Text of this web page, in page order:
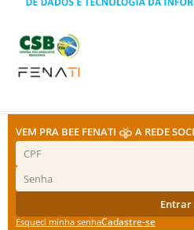
VEM PRA BEE FENATI A REDE
Entrar
Esqueci minha senhaCadastre-se